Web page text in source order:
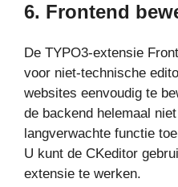
6. Frontend
De TYPO3-extensie
voor niet-technische
websites eenvoudig te
de backend helemaal
langverwachte functie
U kunt de CKeditor
extensie te werken.